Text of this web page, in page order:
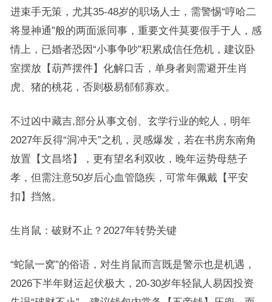
进束手无策，尤其35-48岁的职场人士，需警惕“哼哈二
将显神通”般的两面派同事，重要文件莫要假手于人，感
情上，已婚者恐因“小事争吵”积累成信任危机，建议卧
室摆放【葫芦摆件】化解口舌，单身者则需避开生肖
虎、猪的桃花，否则极易郁郁寡欢。
不过凶中藏吉,部分从事文创、玄学行业的蛇人，明年
2027年反得“洞冲天”之机，灵感爆发，若在书房东南角
放置【文昌塔】，更有望名利双收，晚年运势母慈子
孝，但需注意50岁后心血管隐疾，可常年佩戴【平安
扣】挡煞。
生肖鼠：破财不止？2027年转势关键
“蛇鼠一窝”的俗语，对生肖鼠而言既是警示也是机遇，
2026下半年财运起伏极大，20-30岁年轻鼠人易因投资